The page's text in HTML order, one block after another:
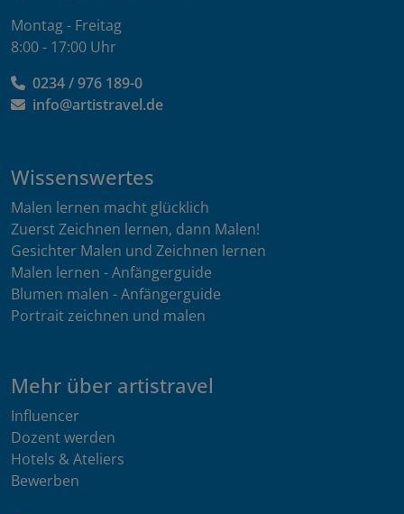
Montag - Freitag
8:00 - 17:00 Uhr
0234 / 976 189-0
info@artistravel.de
Wissenswertes
Malen lernen macht glücklich
Zuerst Zeichnen lernen, dann Malen!
Gesichter Malen und Zeichnen lernen
Malen lernen - Anfängerguide
Blumen malen - Anfängerguide
Portrait zeichnen und malen
Mehr über artistravel
Influencer
Dozent werden
Hotels & Ateliers
Bewerben